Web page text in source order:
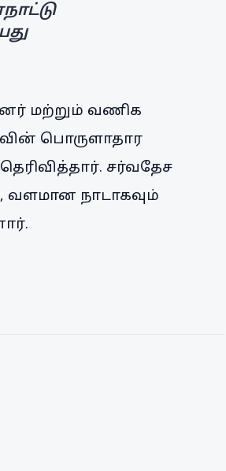
மற்றும் வணிக
பொருளாதார
சர்வதேச
வளமான நாடாகவும்